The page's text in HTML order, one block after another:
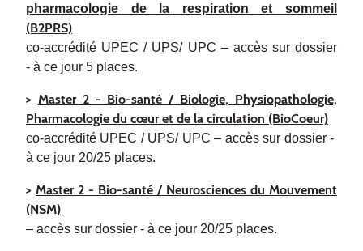
pharmacologie de la respiration et sommeil
(B2PRS)
co-accrédité UPEC / UPS/ UPC – accès sur dossier
- à ce jour 5 places.
> Master 2 - Bio-santé / Biologie, Physiopathologie,
Pharmacologie du cœur et de la circulation (BioCoeur)
co-accrédité UPEC / UPS/ UPC – accès sur dossier -
à ce jour 20/25 places.
> Master 2 - Bio-santé / Neurosciences du Mouvement
(NSM)
– accès sur dossier - à ce jour 20/25 places.